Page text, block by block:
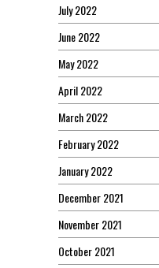
July 2022
June 2022
May 2022
April 2022
March 2022
February 2022
January 2022
December 2021
November 2021
October 2021